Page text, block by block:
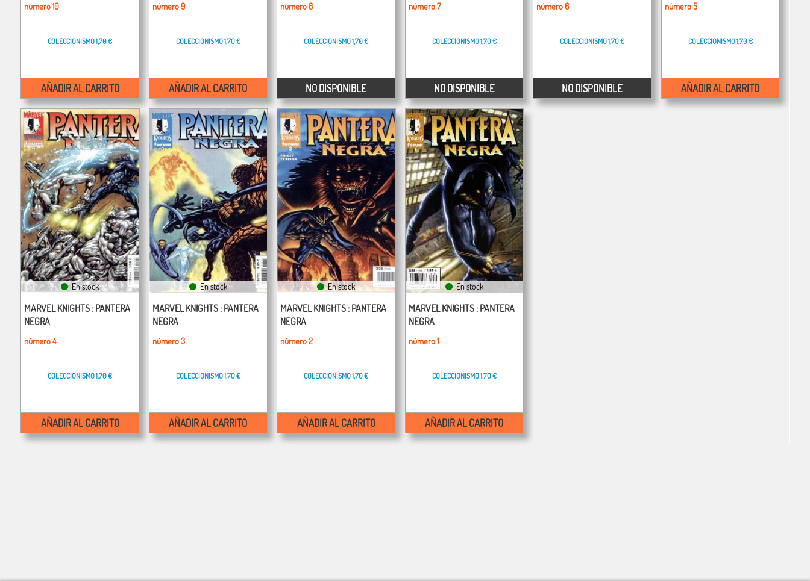
número 10
COLECCIONISMO1,70 €
AÑADIR AL CARRITO
número 9
COLECCIONISMO1,70 €
AÑADIR AL CARRITO
número 8
COLECCIONISMO1,70 €
NO DISPONIBLE
número 7
COLECCIONISMO1,70 €
NO DISPONIBLE
número 6
COLECCIONISMO1,70 €
NO DISPONIBLE
número 5
COLECCIONISMO1,70 €
AÑADIR AL CARRITO
En stock
MARVEL KNIGHTS : PANTERA
NEGRA
número 4
COLECCIONISMO1,70 €
AÑADIR AL CARRITO
En stock
MARVEL KNIGHTS : PANTERA
NEGRA
número 3
COLECCIONISMO1,70 €
AÑADIR AL CARRITO
En stock
MARVEL KNIGHTS : PANTERA
NEGRA
número 2
COLECCIONISMO1,70 €
AÑADIR AL CARRITO
En stock
MARVEL KNIGHTS : PANTERA
NEGRA
número 1
COLECCIONISMO1,70 €
AÑADIR AL CARRITO